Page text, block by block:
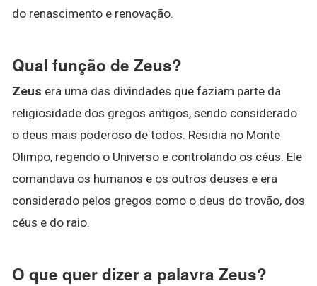
do renascimento e renovação.
Qual função de Zeus?
Zeus era uma das divindades que faziam parte da
religiosidade dos gregos antigos, sendo considerado
o deus mais poderoso de todos. Residia no Monte
Olimpo, regendo o Universo e controlando os céus. Ele
comandava os humanos e os outros deuses e era
considerado pelos gregos como o deus do trovão, dos
céus e do raio.
O que quer dizer a palavra Zeus?